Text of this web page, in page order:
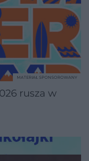
rusza w
MATERIAŁ SPONSOROWANY